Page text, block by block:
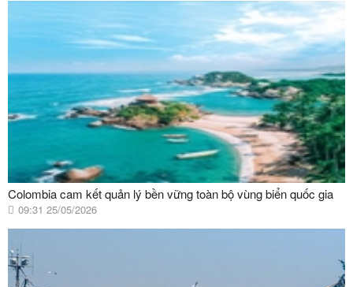
Colombia cam kết quản lý bền vững toàn bộ vùng biển quốc gia
09:31 25/05/2026